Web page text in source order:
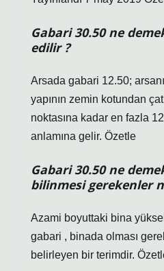
Gabari 30.50 ne
edilir ?
Arsada gabari 12.50;
yapının zemin kotundan
noktasına kadar en fazla
anlamına gelir. Özetle
Gabari 30.50 ne
bilinmesi gerekenler
Azami boyuttaki bina
gabari , binada olması
belirleyen bir terimdir.